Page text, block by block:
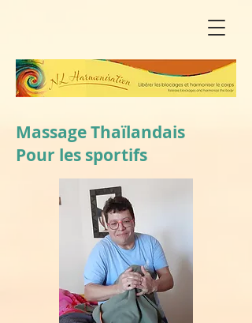
Massage Thaïlandais
Pour les sportifs